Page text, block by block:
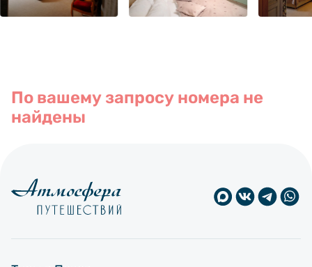
По вашему запросу номера не
найдены